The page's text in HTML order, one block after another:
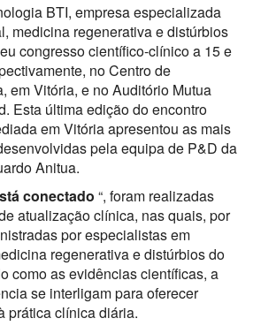
BTI, empresa especializada
medicina regenerativa e distúrbios
congresso científico-clínico a 15 e
no Centro de
em Vitória, e no Auditório Mutua
Esta última edição do encontro
em Vitória apresentou as mais
pela equipa de P&D da
Anitua.
conectado “, foram realizadas
atualização clínica, nas quais, por
por especialistas em
regenerativa e distúrbios do
como as evidências científicas, a
se interligam para oferecer
prática clínica diária.